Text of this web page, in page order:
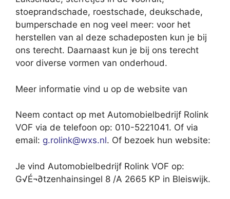
stoeprandschade, roestschade, deukschade,
bumperschade en nog veel meer: voor het
herstellen van al deze schadeposten kun je bij
ons terecht. Daarnaast kun je bij ons terecht
voor diverse vormen van onderhoud.
Meer informatie vind u op de website van
Neem contact op met Automobielbedrijf Rolink
VOF via de telefoon op: 010-5221041. Of via
email: g.rolink@wxs.nl. Of bezoek hun website:
Je vind Automobielbedrijf Rolink VOF op:
G√É¬∂tzenhainsingel 8 /A 2665 KP in Bleiswijk.